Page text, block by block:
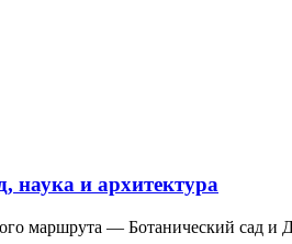
наука и архитектура
маршрута — Ботанический